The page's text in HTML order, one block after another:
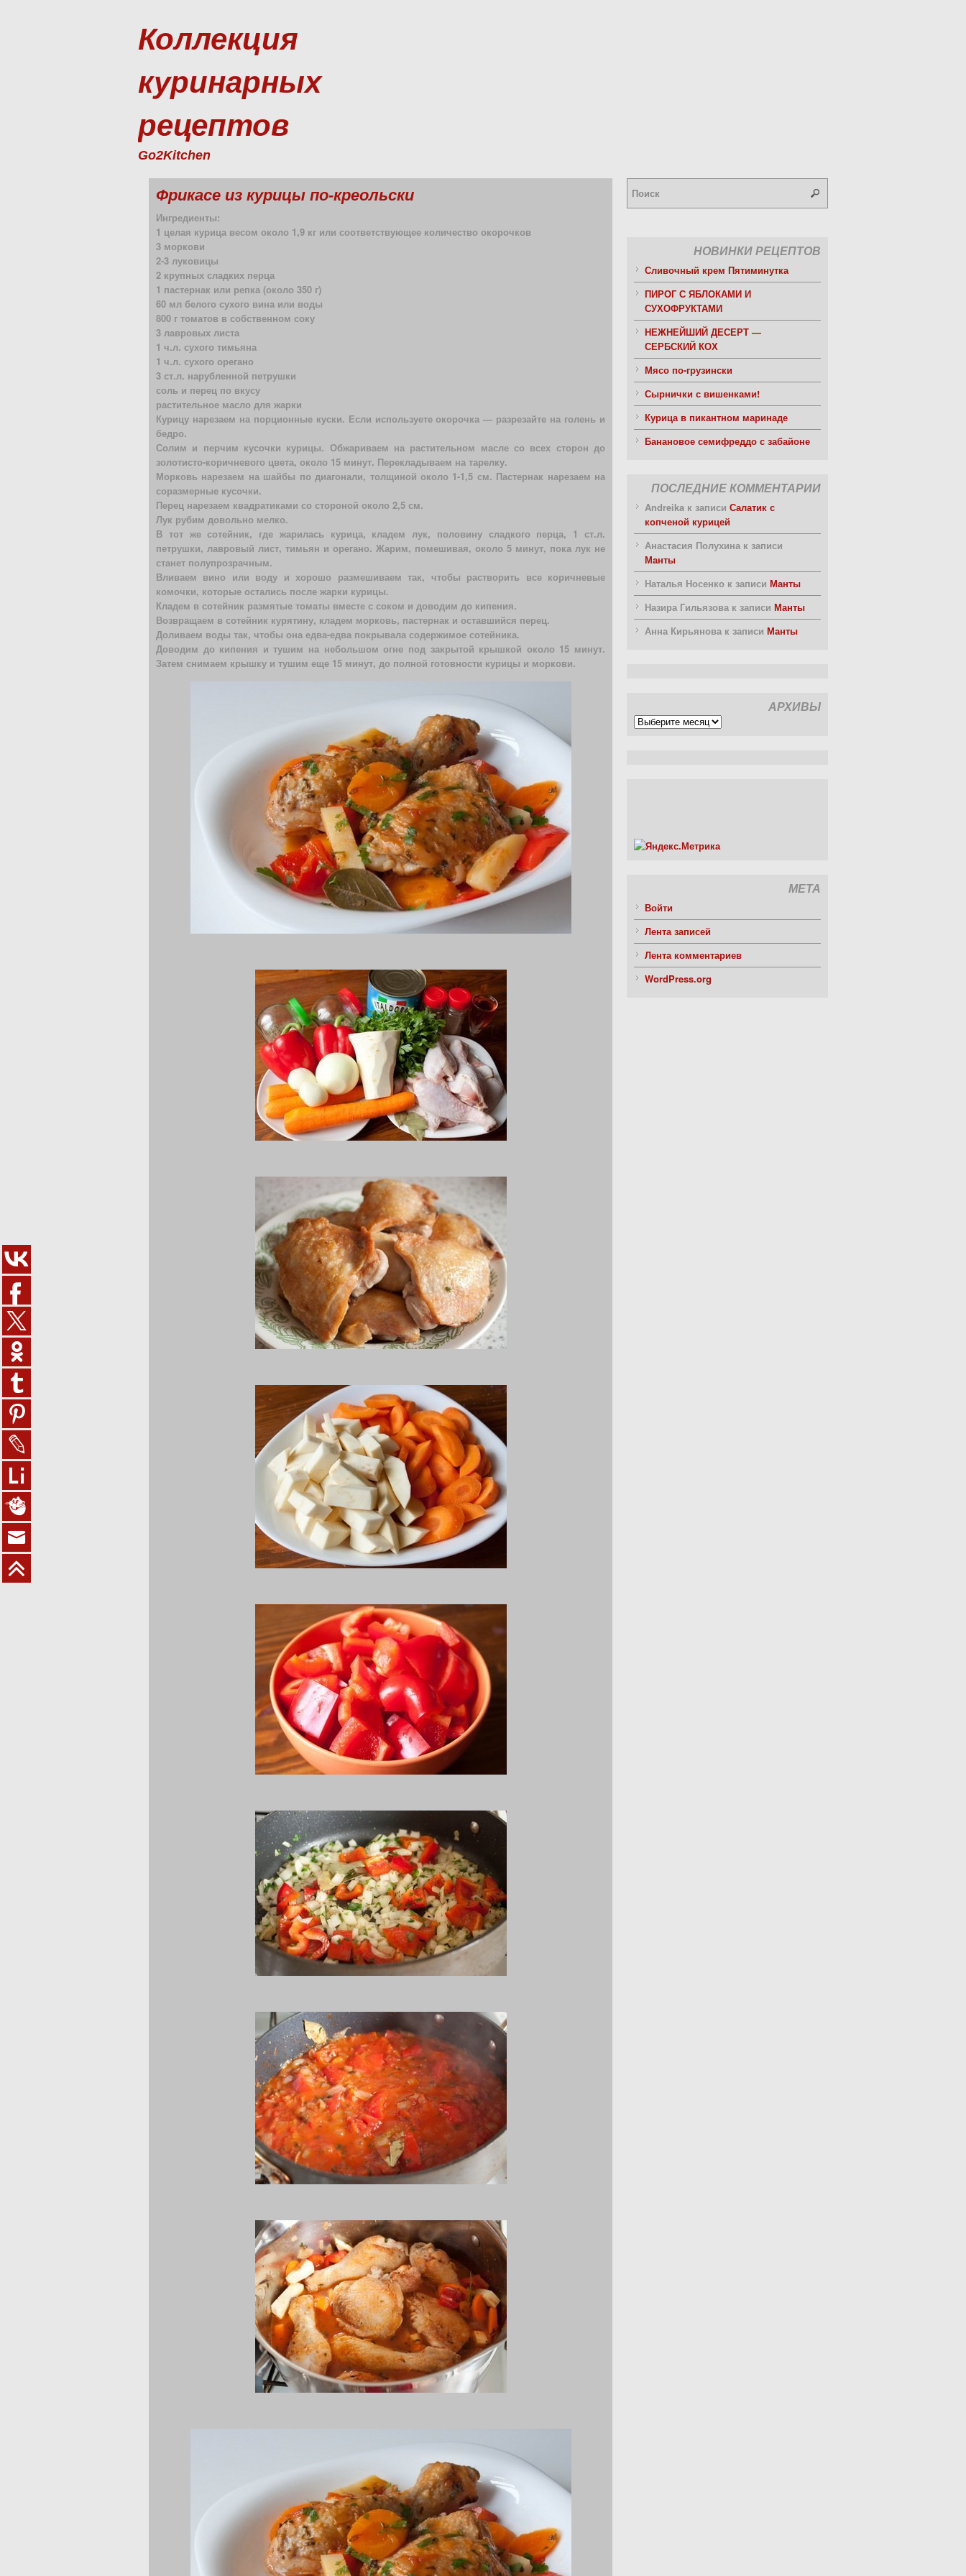
Коллекция
куринарных
рецептов
Go2Kitchen
Фрикасе из курицы по-креольски
Ингредиенты:
1 целая курица весом около 1,9 кг или соответствующее количество окорочков
3 моркови
2-3 луковицы
2 крупных сладких перца
1 пастернак или репка (около 350 г)
60 мл белого сухого вина или воды
800 г томатов в собственном соку
3 лавровых листа
1 ч.л. сухого тимьяна
1 ч.л. сухого орегано
3 ст.л. нарубленной петрушки
соль и перец по вкусу
растительное масло для жарки
Курицу нарезаем на порционные куски. Если используете окорочка — разрезайте на голень и
бедро.
Солим и перчим кусочки курицы. Обжариваем на растительном масле со всех сторон до
золотисто-коричневого цвета, около 15 минут. Перекладываем на тарелку.
Морковь нарезаем на шайбы по диагонали, толщиной около 1-1,5 см. Пастернак нарезаем на
соразмерные кусочки.
Перец нарезаем квадратиками со стороной около 2,5 см.
Лук рубим довольно мелко.
В тот же сотейник, где жарилась курица, кладем лук, половину сладкого перца, 1 ст.л.
петрушки, лавровый лист, тимьян и орегано. Жарим, помешивая, около 5 минут, пока лук не
станет полупрозрачным.
Вливаем вино или воду и хорошо размешиваем так, чтобы растворить все коричневые
комочки, которые остались после жарки курицы.
Кладем в сотейник размятые томаты вместе с соком и доводим до кипения.
Возвращаем в сотейник курятину, кладем морковь, пастернак и оставшийся перец.
Доливаем воды так, чтобы она едва-едва покрывала содержимое сотейника.
Доводим до кипения и тушим на небольшом огне под закрытой крышкой около 15 минут.
Затем снимаем крышку и тушим еще 15 минут, до полной готовности курицы и моркови.
НОВИНКИ РЕЦЕПТОВ
Сливочный крем Пятиминутка
ПИРОГ С ЯБЛОКАМИ И
СУХОФРУКТАМИ
НЕЖНЕЙШИЙ ДЕСЕРТ —
СЕРБСКИЙ КОХ
Мясо по-грузински
Сырнички с вишенками!
Курица в пикантном маринаде
Банановое семифреддо с забайоне
ПОСЛЕДНИЕ КОММЕНТАРИИ
Andreika к записи Салатик с
копченой курицей
Анастасия Полухина к записи
Манты
Наталья Носенко к записи Манты
Назира Гильязова к записи Манты
Анна Кирьянова к записи Манты
АРХИВЫ
Архивы
МЕТА
Войти
Лента записей
Лента комментариев
WordPress.org